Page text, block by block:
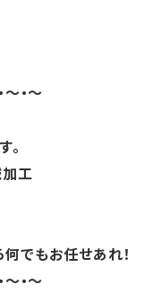
～・～
工
でもお任せあれ！
～・～